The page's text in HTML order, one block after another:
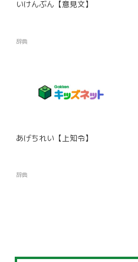
いけんぶん【意見文】
辞典
あげちれい【上知令】
辞典